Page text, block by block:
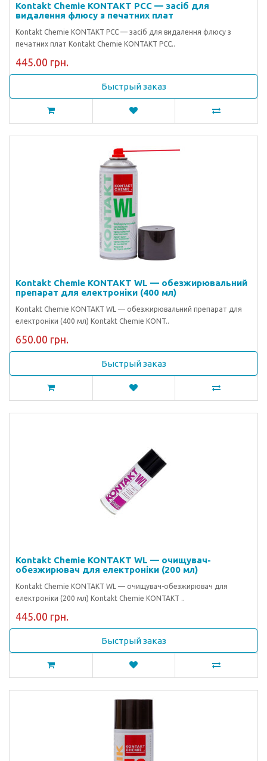
Kontakt Chemie KONTAKT PCC — засіб для
видалення флюсу з печатних плат
Kontakt Chemie KONTAKT PCC — засіб для видалення флюсу з
печатних плат Kontakt Chemie KONTAKT PCC..
445.00 грн.
Быстрый заказ
Kontakt Chemie KONTAKT WL — обезжирювальний
препарат для електроніки (400 мл)
Kontakt Chemie KONTAKT WL — обезжирювальний препарат для
електроніки (400 мл) Kontakt Chemie KONT..
650.00 грн.
Быстрый заказ
Kontakt Chemie KONTAKT WL — очищувач-
обезжирювач для електроніки (200 мл)
Kontakt Chemie KONTAKT WL — очищувач-обезжирювач для
електроніки (200 мл) Kontakt Chemie KONTAKT ..
445.00 грн.
Быстрый заказ